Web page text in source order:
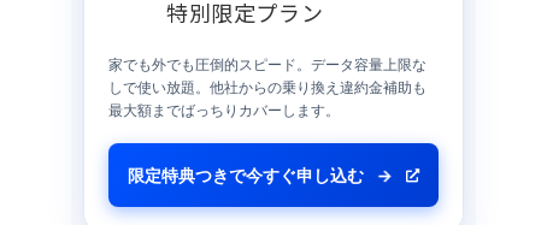
特別限定プラン
家でも外でも圧倒的スピード。データ容量上限な
しで使い放題。他社からの乗り換え違約金補助も
最大額までばっちりカバーします。
限定特典つきで今すぐ申し込む →